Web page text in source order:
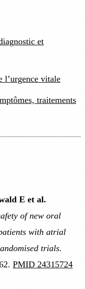
et
l’urgence vitale
traitements
E et al.
of new oral
with atrial
trials.
PMID 24315724